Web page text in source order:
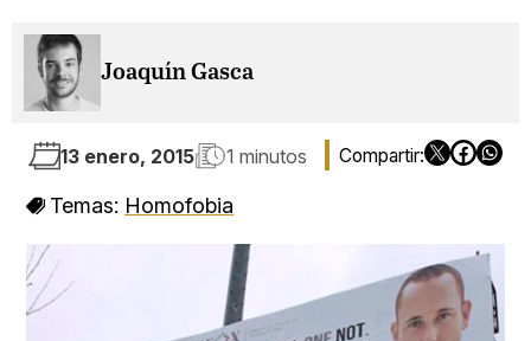
Joaquín Gasca
13 enero, 2015 1 minutos
Temas: Homofobia